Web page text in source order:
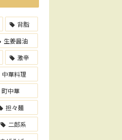
背脂
生姜醤油
激辛
中華料理
町中華
担々麺
二郎系